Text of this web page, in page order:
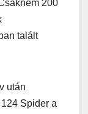
200
talált
után
Spider a